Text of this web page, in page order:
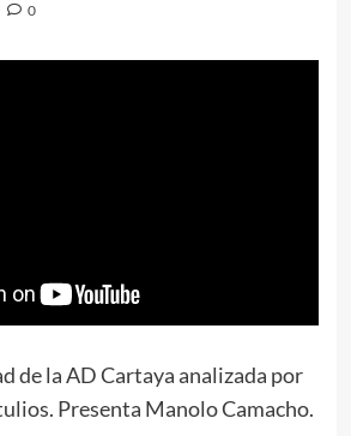
0
de la AD Cartaya analizada por
Presenta Manolo Camacho.